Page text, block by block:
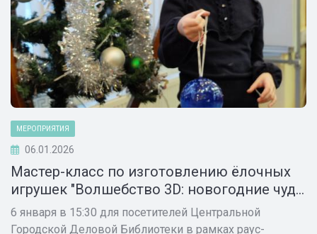
МЕРОПРИЯТИЯ
06.01.2026
Мастер-класс по изготовлению ёлочных
игрушек "Волшебство 3D: новогодние чуд...
6 января в 15:30 для посетителей Центральной
Городской Деловой Библиотеки в рамках раус-